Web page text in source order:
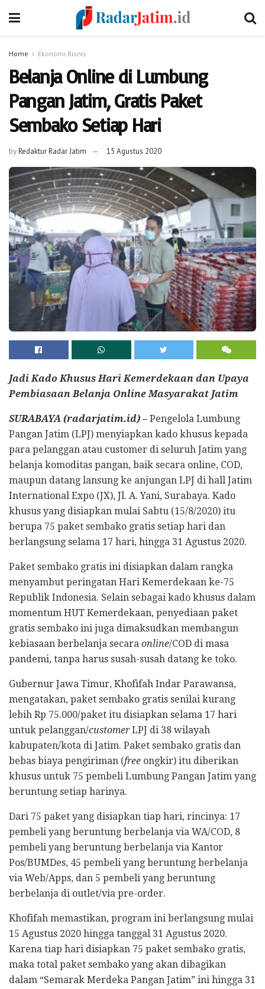
Home Ekonomi Bisnis
Belanja Online di Lumbung
Pangan Jatim, Gratis Paket
Sembako Setiap Hari
byRedaktur Radar Jatim 15 Agustus 2020
Jadi Kado Khusus Hari Kemerdekaan dan Upaya
Pembiasaan Belanja Online Masyarakat Jatim
SURABAYA (radarjatim.id) – Pengelola Lumbung
Pangan Jatim (LPJ) menyiapkan kado khusus kepada
para pelanggan atau customer di seluruh Jatim yang
belanja komoditas pangan, baik secara online, COD,
maupun datang lansung ke anjungan LPJ di hall Jatim
International Expo (JX), Jl. A. Yani, Surabaya. Kado
khusus yang disiapkan mulai Sabtu (15/8/2020) itu
berupa 75 paket sembako gratis setiap hari dan
berlangsung selama 17 hari, hingga 31 Agustus 2020.
Paket sembako gratis ini disiapkan dalam rangka
menyambut peringatan Hari Kemerdekaan ke-75
Republik Indonesia. Selain sebagai kado khusus dalam
momentum HUT Kemerdekaan, penyediaan paket
gratis sembako ini juga dimaksudkan membangun
kebiasaan berbelanja secara online/COD di masa
pandemi, tanpa harus susah-susah datang ke toko.
Gubernur Jawa Timur, Khofifah Indar Parawansa,
mengatakan, paket sembako gratis senilai kurang
lebih Rp 75.000/paket itu disiapkan selama 17 hari
untuk pelanggan/customerLPJ di 38 wilayah
kabupaten/kota di Jatim. Paket sembako gratis dan
bebas biaya pengiriman (free ongkir) itu diberikan
khusus untuk 75 pembeli Lumbung Pangan Jatim yang
beruntung setiap harinya.
Dari 75 paket yang disiapkan tiap hari, rincinya: 17
pembeli yang beruntung berbelanja via WA/COD, 8
pembeli yang beruntung berbelanja via Kantor
Pos/BUMDes, 45 pembeli yang beruntung berbelanja
via Web/Apps, dan 5 pembeli yang beruntung
berbelanja di outlet/via pre-order.
Khofifah memastikan, program ini berlangsung mulai
15 Agustus 2020 hingga tanggal 31 Agustus 2020.
Karena tiap hari disiapkan 75 paket sembako gratis,
maka total paket sembako yang akan dibagikan
dalam “Semarak Merdeka Pangan Jatim” ini hingga 31